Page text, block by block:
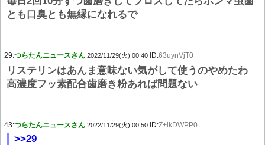
とも口臭とも無縁になれるで
29:つらたんニュースさん 2022/11/29(火) 00:40 ID:63uynVjT0
リステリンはあんま意味ない気がして使うのやめたわ
高濃度フッ素配合歯磨き粉あれば問題ない
43:つらたんニュースさん 2022/11/29(火) 00:50 ID:Z+ikDWPP0
>>29